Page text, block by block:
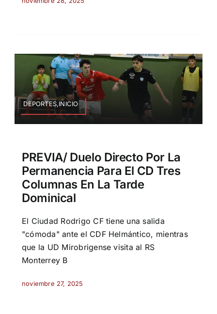
DEPORTES,INICIO
PREVIA/ Duelo Directo Por La
Permanencia Para El CD Tres
Columnas En La Tarde
Dominical
El Ciudad Rodrigo CF tiene una salida
"cómoda" ante el CDF Helmántico, mientras
que la UD Mirobrigense visita al RS
Monterrey B
noviembre 27, 2025